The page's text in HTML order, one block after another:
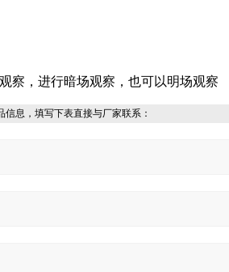
察，进行暗场观察，也可以明场观察
息，填写下表直接与厂家联系：